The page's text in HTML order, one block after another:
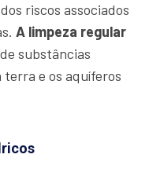
riscos associados
A limpeza regular
substâncias
terra e os aquíferos